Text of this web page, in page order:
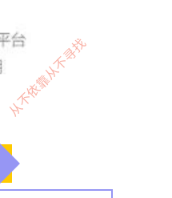
从不依靠从不寻找